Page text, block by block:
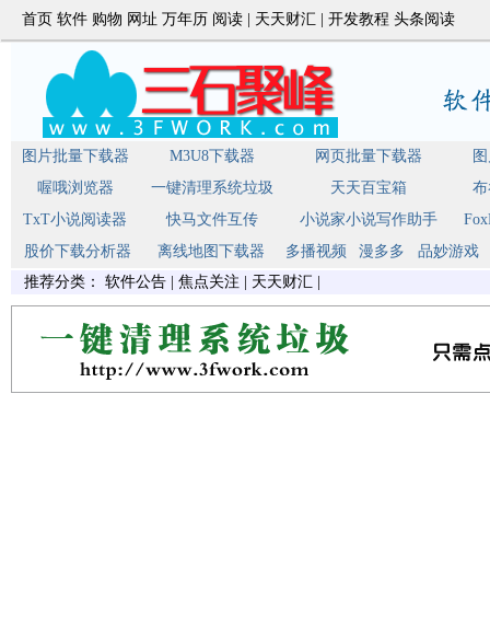
首页 软件 购物 网址 万年历 阅读 天天财汇 开发教程 头条阅读
图片批量下载器 M3U8下载器 网页批量下载器
喔哦浏览器
一键清理系统垃圾 天天百宝箱
TxT小说阅读器
快马文件互传 小说家小说写作助手
股价下载分析器
离线地图下载器 多播视频 漫多多
品妙游戏
推荐分类： 软件公告 焦点关注 天天财汇